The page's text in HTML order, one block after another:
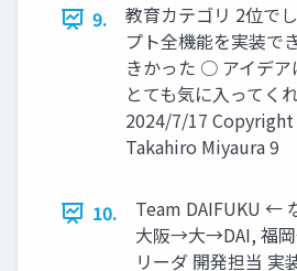
9.
教育カテゴリ 2位で
プト全機能を実装で
きかった ○ アイデア
とても気に入ってく
2024/7/17
Takahiro Miyaura 9
10.
Team DAIFUKU ←
大阪→大→DAI, 福
リーダ 開発担当 実